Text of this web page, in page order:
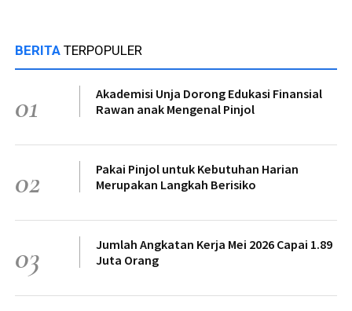
BERITA TERPOPULER
01
Akademisi Unja Dorong Edukasi Finansial
Rawan anak Mengenal Pinjol
02
Pakai Pinjol untuk Kebutuhan Harian
Merupakan Langkah Berisiko
03
Jumlah Angkatan Kerja Mei 2026 Capai 1.89
Juta Orang